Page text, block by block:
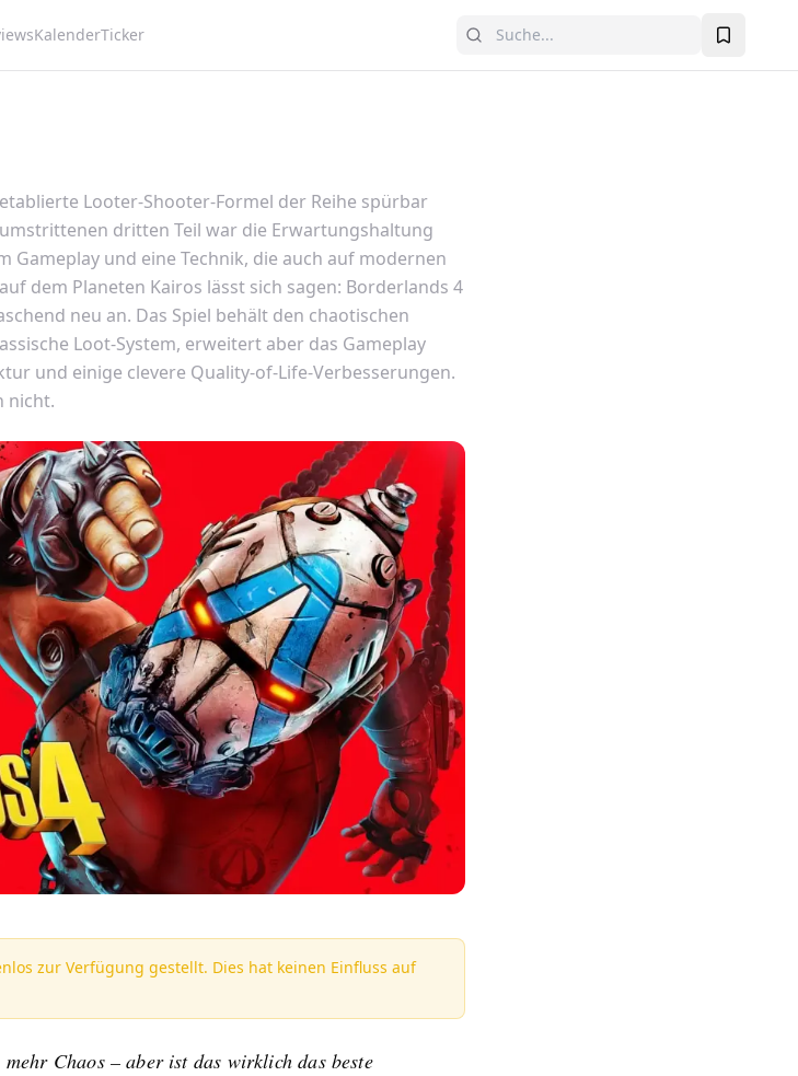
KalenderTicker
Looter-Shooter-Formel der Reihe spürbar
dritten Teil war die Erwartungshaltung
Gameplay und eine Technik, die auch auf modernen
dem Planeten Kairos lässt sich sagen: Borderlands 4
neu an. Das Spiel behält den chaotischen
Loot-System, erweitert aber das Gameplay
und einige clevere Quality-of-Life-Verbesserungen.
nicht.
zur Verfügung gestellt. Dies hat keinen Einfluss auf
Chaos – aber ist das wirklich das beste